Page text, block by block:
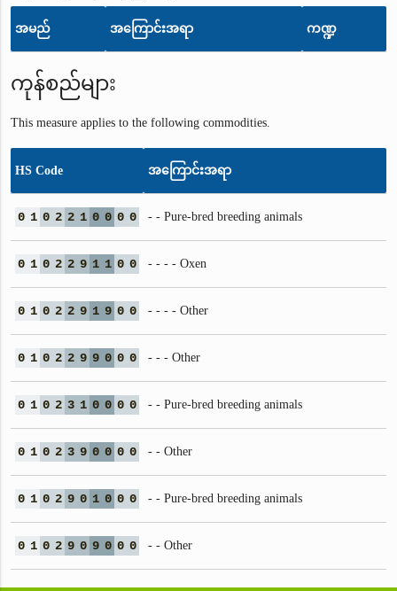
အမည် အကြောင်းအရာ ကဏ္ဍ
ကုန်စည်များ
This measure applies to the following commodities.
HS Code အကြောင်းအရာ
0 1 0 2 2 1 0 0 0 0 - - Pure-bred breeding animals
0 1 0 2 2 9 1 1 0 0 - - - - Oxen
0 1 0 2 2 9 1 9 0 0 - - - - Other
0 1 0 2 2 9 9 0 0 0 - - - Other
0 1 0 2 3 1 0 0 0 0 - - Pure-bred breeding animals
0 1 0 2 3 9 0 0 0 0 - - Other
0 1 0 2 9 0 1 0 0 0 - - Pure-bred breeding animals
0 1 0 2 9 0 9 0 0 0 - - Other